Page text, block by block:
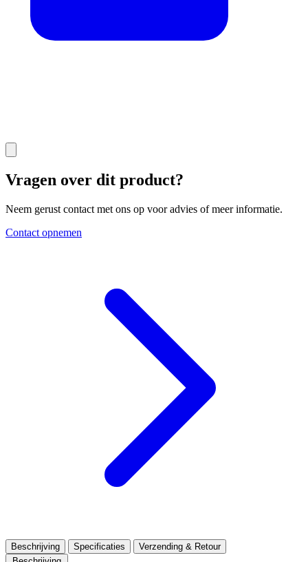
Vragen over dit product?
Neem gerust contact met ons op voor advies of meer informatie.
Contact opnemen
Beschrijving Specificaties
Verzending & Retour